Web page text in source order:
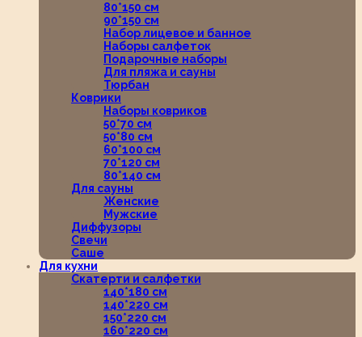
80*150 см
90*150 см
Набор лицевое и банное
Наборы салфеток
Подарочные наборы
Для пляжа и сауны
Тюрбан
Коврики
Наборы ковриков
50*70 см
50*80 см
60*100 см
70*120 см
80*140 см
Для сауны
Женские
Мужские
Диффузоры
Свечи
Саше
Для кухни
Скатерти и салфетки
140*180 см
140*220 см
150*220 см
160*220 см